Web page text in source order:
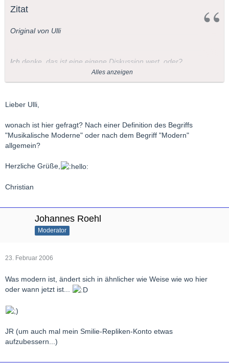
Zitat
Original von Ulli
Ich denke, das ist eine eigene Diskussion wert, oder?
Wer klärt uns auf?
Grüßle
Ulli
Alles anzeigen
Lieber Ulli,
wonach ist hier gefragt? Nach einer Definition des Begriffs
"Musikalische Moderne" oder nach dem Begriff "Modern"
allgemein?
Herzliche Grüße,
Christian
Johannes Roehl
Moderator
23. Februar 2006
Was modern ist, ändert sich in ähnlicher wie Weise wie wo hier
oder wann jetzt ist...
JR (um auch mal mein Smilie-Repliken-Konto etwas
aufzubessern...)